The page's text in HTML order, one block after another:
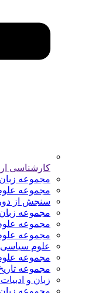
کارشناسی
مجموعه
مجموعه
سنجش از
مجموعه
مجموعه
مجموعه
علوم سیاسی
مجموعه
مجموعه
زبان و